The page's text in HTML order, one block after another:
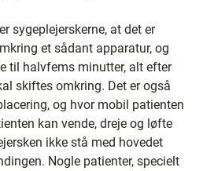
sygeplejerskerne, at det er
et sådant apparatur, og
til halvfems minutter, alt efter
skiftes omkring. Det er også
og hvor mobil patienten
kan vende, dreje og løfte
ikke stå med hovedet
Nogle patienter, specielt